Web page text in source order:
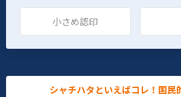
小さめ認印
シャチハタといえばコレ！国民